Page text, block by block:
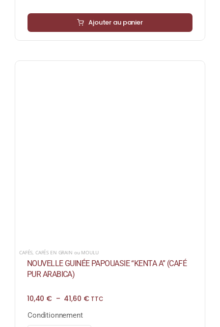
Ajouter au panier
CAFÉS CAFÉS EN GRAIN ou MOULU
NOUVELLE GUINÉE PAPOUASIE “KENTA A” (CAFÉ
PUR ARABICA)
10,40 € – 41,60 €Plage
TTC
Conditionnement